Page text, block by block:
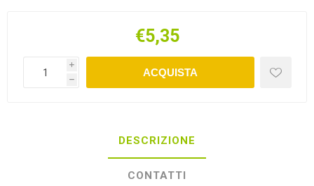
€5,35
i
h
ACQUISTA
DESCRIZIONE
CONTATTI